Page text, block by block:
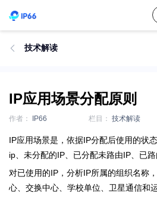
 技术解读
IP应用场景分配原则
作者： IP66 栏目： 技术解读
IP应用场景是，依据IP分配后使用的状
ip、未分配的IP、已分配未路由IP、已路
对已使用的IP，分析IP所属的组织名称
心、交换中心、学校单位、卫星通信和运